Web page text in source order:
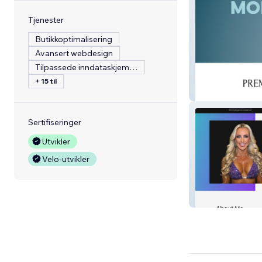
Tjenester
Butikkoptimalisering
Avansert webdesign
Tilpassede inndataskjemaer
+ 15 til
Sertifiseringer
Utvikler
Velo-utvikler